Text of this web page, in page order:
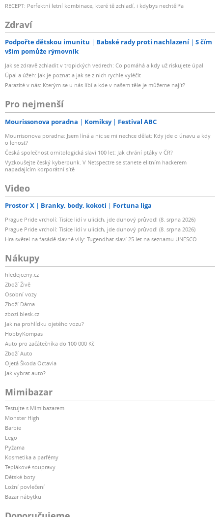
RECEPT: Perfektní letní kombinace, které tě zchladí, i kdybys nechtěl*a
Zdraví
Podpořte dětskou imunitu Babské rady proti nachlazení
S čím
vším pomůže rýmovník
Jak se zdravě zchladit v tropických vedrech: Co pomáhá a kdy už riskujete úpal
Úpal a úžeh: Jak je poznat a jak se z nich rychle vyléčit
Parazité v nás: Kterým se u nás líbí a kde v našem těle je můžeme najít?
Pro nejmenší
Mourissonova poradna Komiksy Festival ABC
Mourrisonova poradna: Jsem líná a nic se mi nechce dělat: Kdy jde o únavu a kdy
o lenost?
Česká společnost ornitologická slaví 100 let: Jak chrání ptáky v ČR?
Vyzkoušejte český kyberpunk. V Netspectre se stanete elitním hackerem
napadajícím korporátní sítě
Video
Prostor X Branky, body, kokoti Fortuna liga
Prague Pride vrcholí: Tisíce lidí v ulicích, jde duhový průvod! (8. srpna 2026)
Prague Pride vrcholí: Tisíce lidí v ulicích, jde duhový průvod! (8. srpna 2026)
Hra světel na fasádě slavné vily: Tugendhat slaví 25 let na seznamu UNESCO
Nákupy
hledejceny.cz
Zboží Živě
Osobní vozy
Zboží Dáma
zbozi.blesk.cz
Jak na prohlídku ojetého vozu?
HobbyKompas
Auto pro začátečníka do 100 000 Kč
Zboží Auto
Ojetá Škoda Octavia
Jak vybrat auto?
Mimibazar
Testujte s Mimibazarem
Monster High
Barbie
Lego
Pyžama
Kosmetika a parfémy
Teplákové soupravy
Dětské boty
Ložní povlečení
Bazar nábytku